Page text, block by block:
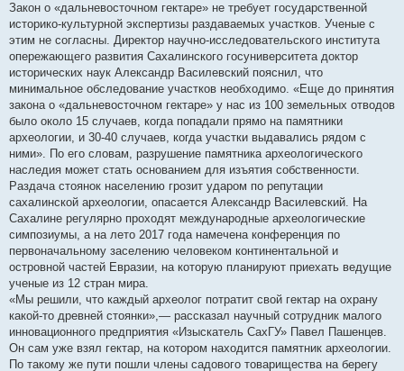
Закон о «дальневосточном гектаре» не требует государственной
историко-культурной экспертизы раздаваемых участков. Ученые с
этим не согласны. Директор научно-исследовательского института
опережающего развития Сахалинского госуниверситета доктор
исторических наук Александр Василевский пояснил, что
минимальное обследование участков необходимо. «Еще до принятия
закона о «дальневосточном гектаре» у нас из 100 земельных отводов
было около 15 случаев, когда попадали прямо на памятники
археологии, и 30-40 случаев, когда участки выдавались рядом с
ними». По его словам, разрушение памятника археологического
наследия может стать основанием для изъятия собственности.
Раздача стоянок населению грозит ударом по репутации
сахалинской археологии, опасается Александр Василевский. На
Сахалине регулярно проходят международные археологические
симпозиумы, а на лето 2017 года намечена конференция по
первоначальному заселению человеком континентальной и
островной частей Евразии, на которую планируют приехать ведущие
ученые из 12 стран мира.
«Мы решили, что каждый археолог потратит свой гектар на охрану
какой-то древней стоянки»,— рассказал научный сотрудник малого
инновационного предприятия «Изыскатель СахГУ» Павел Пашенцев.
Он сам уже взял гектар, на котором находится памятник археологии.
По такому же пути пошли члены садового товарищества на берегу